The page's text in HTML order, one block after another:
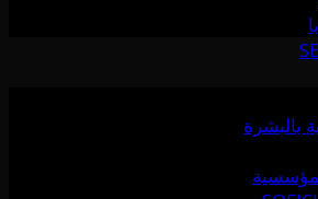
بالبشرة